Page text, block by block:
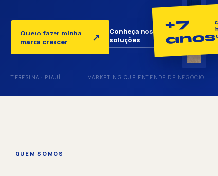
Quero fazer minha
marca crescer
↗
Conheça nossas
soluções
↓
+7
anos
TERESINA · PIAUÍ MARKETING QUE ENTENDE DE NEGÓCIO.
QUEM SOMOS